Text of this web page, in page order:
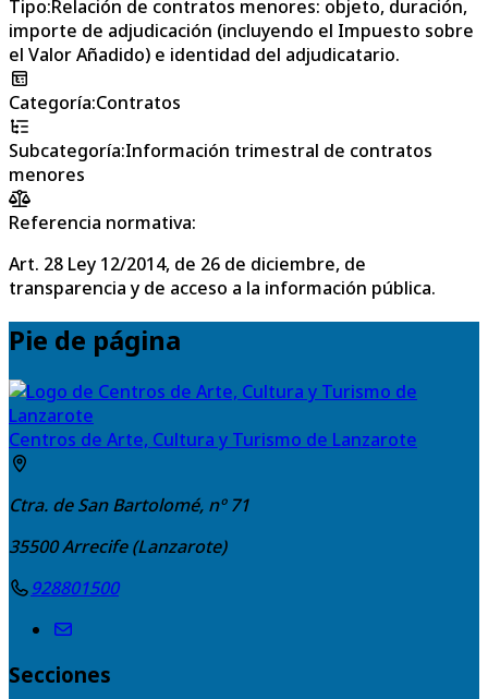
Tipo:Relación de contratos menores: objeto, duración,
importe de adjudicación (incluyendo el Impuesto sobre
el Valor Añadido) e identidad del adjudicatario.
Categoría:Contratos
Subcategoría:Información trimestral de contratos
menores
Referencia normativa:
Art. 28 Ley 12/2014, de 26 de diciembre, de
transparencia y de acceso a la información pública.
Pie de página
Centros de Arte, Cultura y Turismo de Lanzarote
Ctra. de San Bartolomé, nº 71
35500Arrecife (Lanzarote)
928801500
Secciones